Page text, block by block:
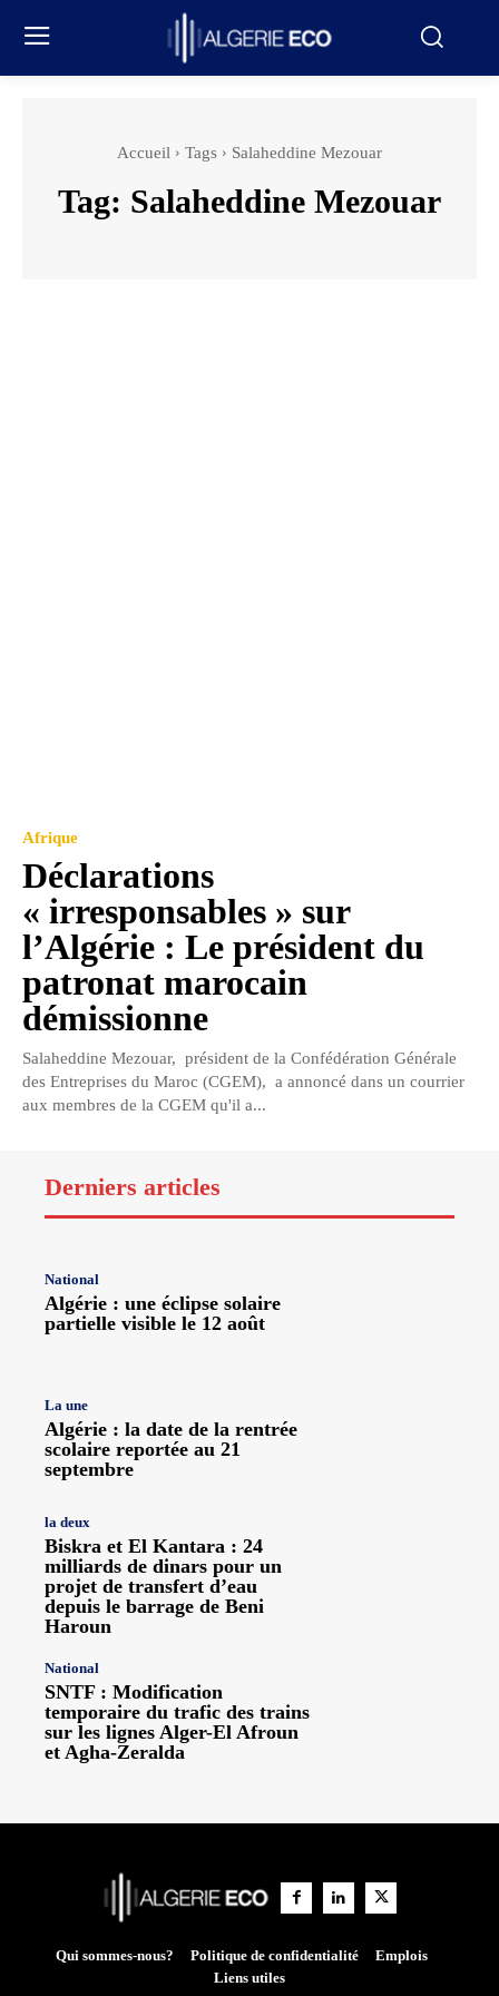
Accueil Tags Salaheddine Mezouar
Tag: Salaheddine Mezouar
Afrique
Déclarations
« irresponsables » sur
l’Algérie : Le président du
patronat marocain
démissionne
Salaheddine Mezouar, président de la Confédération Générale
des Entreprises du Maroc (CGEM), a annoncé dans un courrier
aux membres de la CGEM qu'il a...
Derniers articles
National
Algérie : une éclipse solaire
partielle visible le 12 août
La une
Algérie : la date de la rentrée
scolaire reportée au 21
septembre
la deux
Biskra et El Kantara : 24
milliards de dinars pour un
projet de transfert d’eau
depuis le barrage de Beni
Haroun
National
SNTF : Modification
temporaire du trafic des trains
sur les lignes Alger-El Afroun
et Agha-Zeralda
Qui sommes-nous? Politique de confidentialité
Emplois
Liens utiles